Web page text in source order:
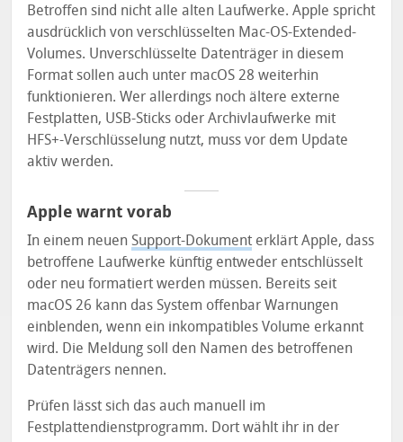
Betroffen sind nicht alle alten Laufwerke. Apple spricht
ausdrücklich von verschlüsselten Mac-OS-Extended-
Volumes. Unverschlüsselte Datenträger in diesem
Format sollen auch unter macOS 28 weiterhin
funktionieren. Wer allerdings noch ältere externe
Festplatten, USB-Sticks oder Archivlaufwerke mit
HFS+-Verschlüsselung nutzt, muss vor dem Update
aktiv werden.
Apple warnt vorab
In einem neuen Support-Dokument erklärt Apple, dass
betroffene Laufwerke künftig entweder entschlüsselt
oder neu formatiert werden müssen. Bereits seit
macOS 26 kann das System offenbar Warnungen
einblenden, wenn ein inkompatibles Volume erkannt
wird. Die Meldung soll den Namen des betroffenen
Datenträgers nennen.
Prüfen lässt sich das auch manuell im
Festplattendienstprogramm. Dort wählt ihr in der